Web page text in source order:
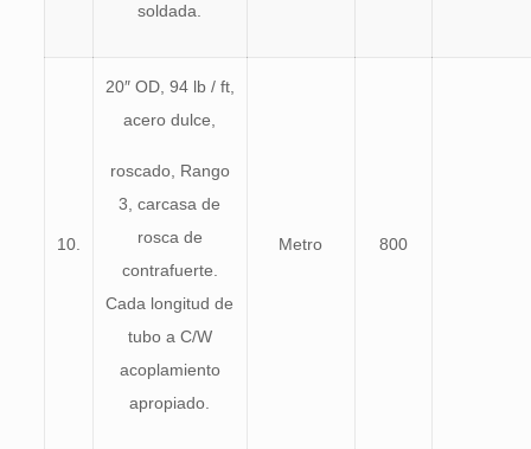
soldada.
10.
20″ OD, 94 lb / ft,
acero dulce,
roscado, Rango
3, carcasa de
rosca de
contrafuerte.
Cada longitud de
tubo a C/W
acoplamiento
apropiado.
Metro 800